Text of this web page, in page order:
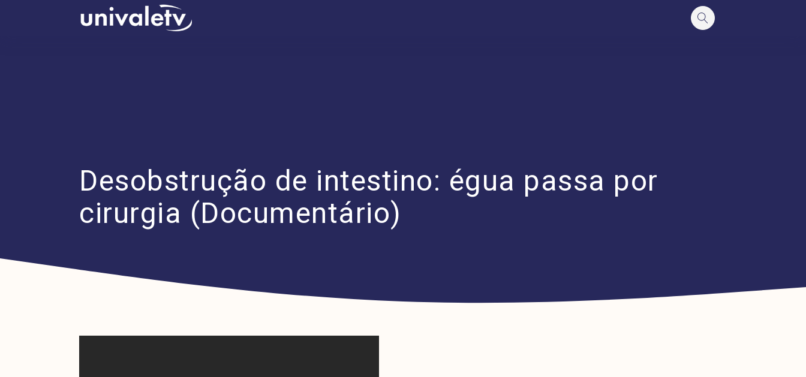
Desobstrução de intestino: égua passa por
cirurgia (Documentário)